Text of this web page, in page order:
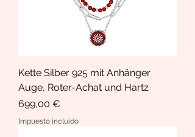
Kette Silber 925 mit Anhänger
Auge, Roter-Achat und Hartz
Precio
699,00 €
Impuesto incluido